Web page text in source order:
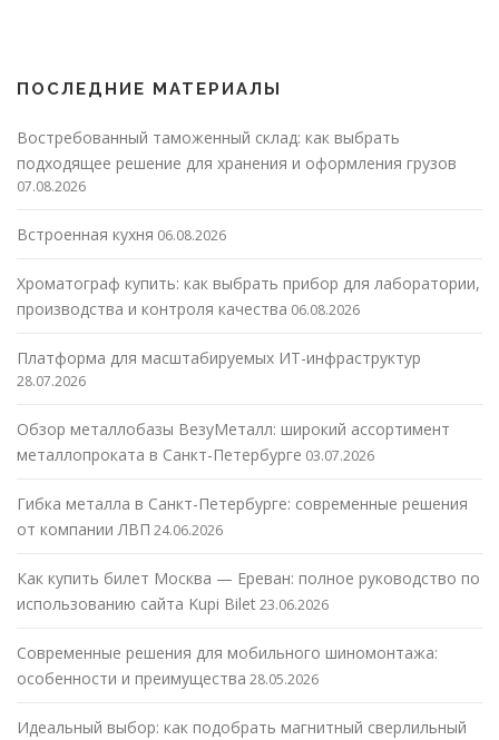
ПОСЛЕДНИЕ МАТЕРИАЛЫ
Востребованный таможенный склад: как выбрать
подходящее решение для хранения и оформления грузов
07.08.2026
Встроенная кухня 06.08.2026
Хроматограф купить: как выбрать прибор для лаборатории,
производства и контроля качества 06.08.2026
Платформа для масштабируемых ИТ-инфраструктур
28.07.2026
Обзор металлобазы ВезуМеталл: широкий ассортимент
металлопроката в Санкт-Петербурге 03.07.2026
Гибка металла в Санкт-Петербурге: современные решения
от компании ЛВП 24.06.2026
Как купить билет Москва — Ереван: полное руководство по
использованию сайта Kupi Bilet23.06.2026
Современные решения для мобильного шиномонтажа:
особенности и преимущества 28.05.2026
Идеальный выбор: как подобрать магнитный сверлильный